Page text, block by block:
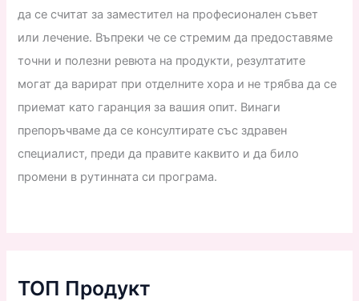
да се считат за заместител на професионален съвет
или лечение. Въпреки че се стремим да предоставяме
точни и полезни ревюта на продукти, резултатите
могат да варират при отделните хора и не трябва да се
приемат като гаранция за вашия опит. Винаги
препоръчваме да се консултирате със здравен
специалист, преди да правите каквито и да било
промени в рутинната си програма.
ТОП Продукт